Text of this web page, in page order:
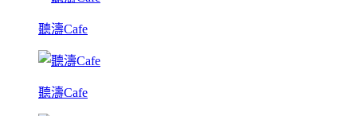
聽濤Cafe
聽濤Cafe